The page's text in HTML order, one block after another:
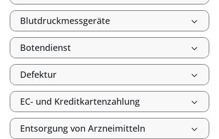
Blutdruckmessgeräte
Botendienst
Defektur
EC- und Kreditkartenzahlung
Entsorgung von Arzneimitteln